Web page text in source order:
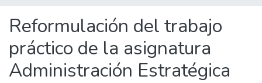
Reformulación del trabajo
práctico de la asignatura
Administración Estratégica